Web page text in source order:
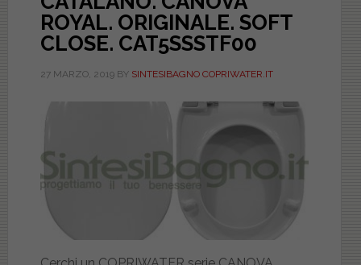
Dove
trovo
i
loro
ROYAL. ORIGINALE. SOFT
CLOSE. CAT5SSSTF00
27 MARZO, 2019BY SINTESIBAGNO COPRIWATER.IT